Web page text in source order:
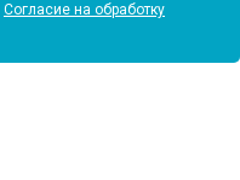
Согласие на обработку